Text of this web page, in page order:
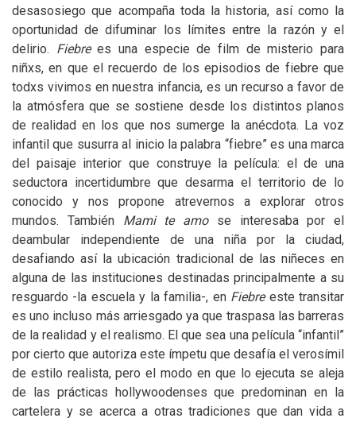
desasosiego que acompaña toda la historia, así como la
oportunidad de difuminar los límites entre la razón y el
delirio. Fiebrees una especie de film de misterio para
niñxs, en que el recuerdo de los episodios de fiebre que
todxs vivimos en nuestra infancia, es un recurso a favor de
la atmósfera que se sostiene desde los distintos planos
de realidad en los que nos sumerge la anécdota. La voz
infantil que susurra al inicio la palabra “fiebre” es una marca
del paisaje interior que construye la película: el de una
seductora incertidumbre que desarma el territorio de lo
conocido y nos propone atrevernos a explorar otros
mundos. También Mami te amose interesaba por el
deambular independiente de una niña por la ciudad,
desafiando así la ubicación tradicional de las niñeces en
alguna de las instituciones destinadas principalmente a su
resguardo -la escuela y la familia-, en Fiebreeste transitar
es uno incluso más arriesgado ya que traspasa las barreras
de la realidad y el realismo. El que sea una película “infantil”
por cierto que autoriza este ímpetu que desafía el verosímil
de estilo realista, pero el modo en que lo ejecuta se aleja
de las prácticas hollywoodenses que predominan en la
cartelera y se acerca a otras tradiciones que dan vida a